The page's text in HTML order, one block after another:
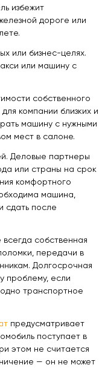
избежит
дороге или
или бизнес-целях.
или машину с
собственного
компании близких и
машину с нужными
мест в салоне.
Деловые партнеры
или страны на срок
комфортного
машина,
сдать после
собственная
передачи в
Долгосрочная
проблему, если
транспортное
предусматривает
поступает в
этом не считается
— он не может